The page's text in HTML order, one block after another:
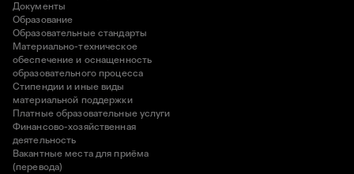
Документы
Образование
Образовательные стандарты
Материально-техническое
обеспечение и оснащенность
образовательного процесса
Стипендии и иные виды
материальной поддержки
Платные образовательные услуги
Финансово-хозяйственная
деятельность
Вакантные места для приёма
(перевода)